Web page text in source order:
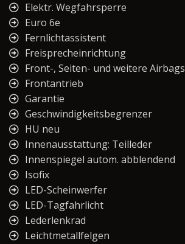
Elektr. Wegfahrsperre
Euro 6e
Fernlichtassistent
Freisprecheinrichtung
Front-, Seiten- und weitere Airbags
Frontantrieb
Garantie
Geschwindigkeitsbegrenzer
HU neu
Innenausstattung: Teilleder
Innenspiegel autom. abblendend
Isofix
LED-Scheinwerfer
LED-Tagfahrlicht
Lederlenkrad
Leichtmetallfelgen